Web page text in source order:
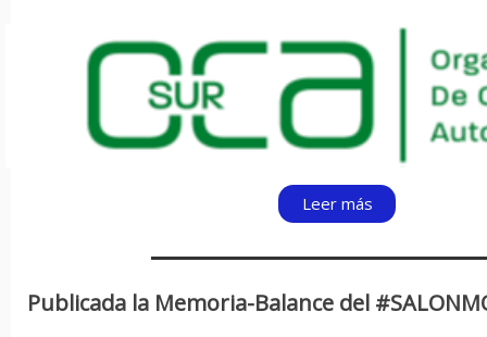
Leer más
Publicada la Memoria-Balance del